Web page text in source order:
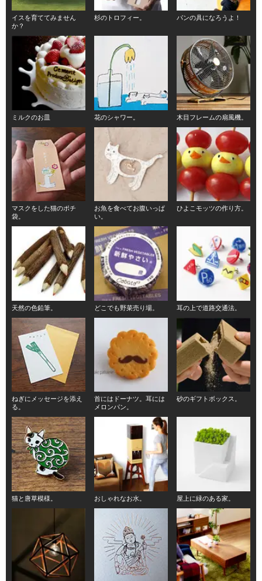
イスを育ててみません
か？
杉のトロフィー。 パンの具になろうよ！
ミルクのお皿 花のシャワー。 木目フレームの扇風機。
マスクをした猫のポチ
袋。
お魚を食べてお腹いっぱ
い。
ひよこモッツの作り方。
天然の色鉛筆。 どこでも野菜売り場。 耳の上で道路交通法。
ねぎにメッセージを添え
る。
首にはドーナツ。耳には
メロンパン。
砂のギフトボックス。
猫と唐草模様。 おしゃれなお水。 屋上に緑のある家。